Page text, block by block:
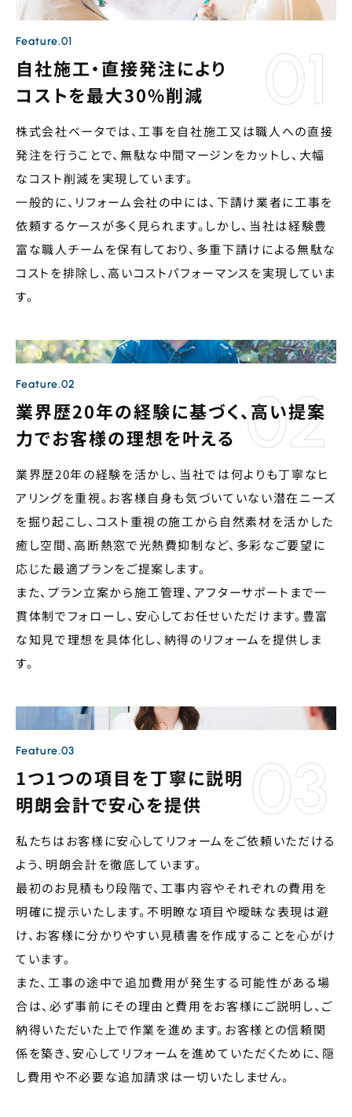
Feature.01
自社施工・直接発注により
コストを最大30%削減
株式会社ベータでは、工事を自社施工又は職人への直接
発注を行うことで、無駄な中間マージンをカットし、大幅
なコスト削減を実現しています。
一般的に、リフォーム会社の中には、下請け業者に工事を
依頼するケースが多く見られます。しかし、当社は経験豊
富な職人チームを保有しており、多重下請けによる無駄な
コストを排除し、高いコストパフォーマンスを実現していま
す。
Feature.02
業界歴20年の経験に基づく、高い提案
力でお客様の理想を叶える
業界歴20年の経験を活かし、当社では何よりも丁寧なヒ
アリングを重視。お客様自身も気づいていない潜在ニーズ
を掘り起こし、コスト重視の施工から自然素材を活かした
癒し空間、高断熱窓で光熱費抑制など、多彩なご要望に
応じた最適プランをご提案します。
また、プラン立案から施工管理、アフターサポートまで一
貫体制でフォローし、安心してお任せいただけます。豊富
な知見で理想を具体化し、納得のリフォームを提供しま
す。
Feature.03
1つ1つの項目を丁寧に説明
明朗会計で安心を提供
私たちはお客様に安心してリフォームをご依頼いただける
よう、明朗会計を徹底しています。
最初のお見積もり段階で、工事内容やそれぞれの費用を
明確に提示いたします。不明瞭な項目や曖昧な表現は避
け、お客様に分かりやすい見積書を作成することを心がけ
ています。
また、工事の途中で追加費用が発生する可能性がある場
合は、必ず事前にその理由と費用をお客様にご説明し、ご
納得いただいた上で作業を進めます。お客様との信頼関
係を築き、安心してリフォームを進めていただくために、隠
し費用や不必要な追加請求は一切いたしません。